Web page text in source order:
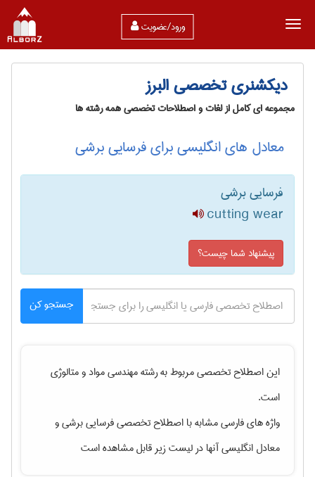
ورود/عضویت
دیکشنری تخصصی البرز
مجموعه ای کامل از لغات و اصطلاحات تخصصی همه رشته ها
معادل های انگلیسی برای فرسایی برشی
فرسایی برشی
cutting wear
پیشنهاد شما چیست؟
جستجو کن
این اصطلاح تخصصی مربوط به رشتهمهندسی مواد و متالوژی
است.
واژه های فارسی مشابه با اصطلاح تخصصیفرسایی برشیو
معادل انگلیسی آنها در لیست زیر قابل مشاهده است